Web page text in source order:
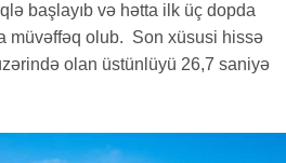
başlayıb və hətta ilk üç dopda
müvəffəq olub. Son xüsusi hissə
olan üstünlüyü 26,7 saniyə